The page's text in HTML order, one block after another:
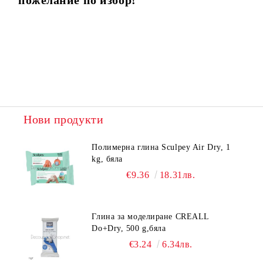
Нови продукти
Полимерна глина Sculpey Air Dry, 1
kg, бяла
€9.36 18.31лв.
Глина за моделиране CREALL
Do+Dry, 500 g,бяла
€3.24 6.34лв.